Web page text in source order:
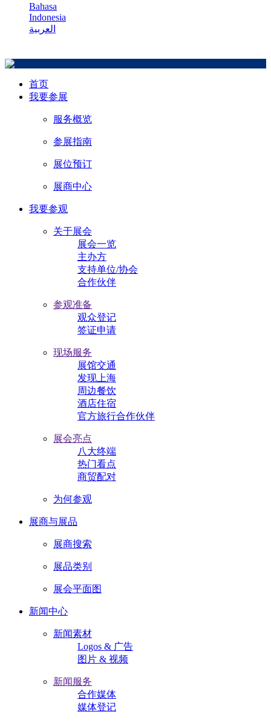
Bahasa
Indonesia
العربية
首页
我要参展
服务概览
参展指南
展位预订
展商中心
我要参观
关于展会
展会一览
主办方
支持单位/协会
合作伙伴
参观准备
观众登记
签证申请
现场服务
展馆交通
发现上海
周边餐饮
酒店住宿
官方旅行合作伙伴
展会亮点
八大终端
热门看点
商贸配对
为何参观
展商与展品
展商搜索
展品类别
展会平面图
新闻中心
新闻素材
Logos & 广告
图片 & 视频
新闻服务
合作媒体
媒体登记